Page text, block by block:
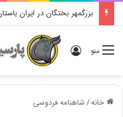
بزرگمهر بختگان در ایران
منو ورود
خانه/شاهنامه فردوسی